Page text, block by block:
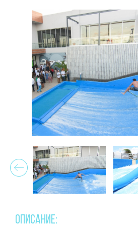
Prev
ОПИСАНИЕ: